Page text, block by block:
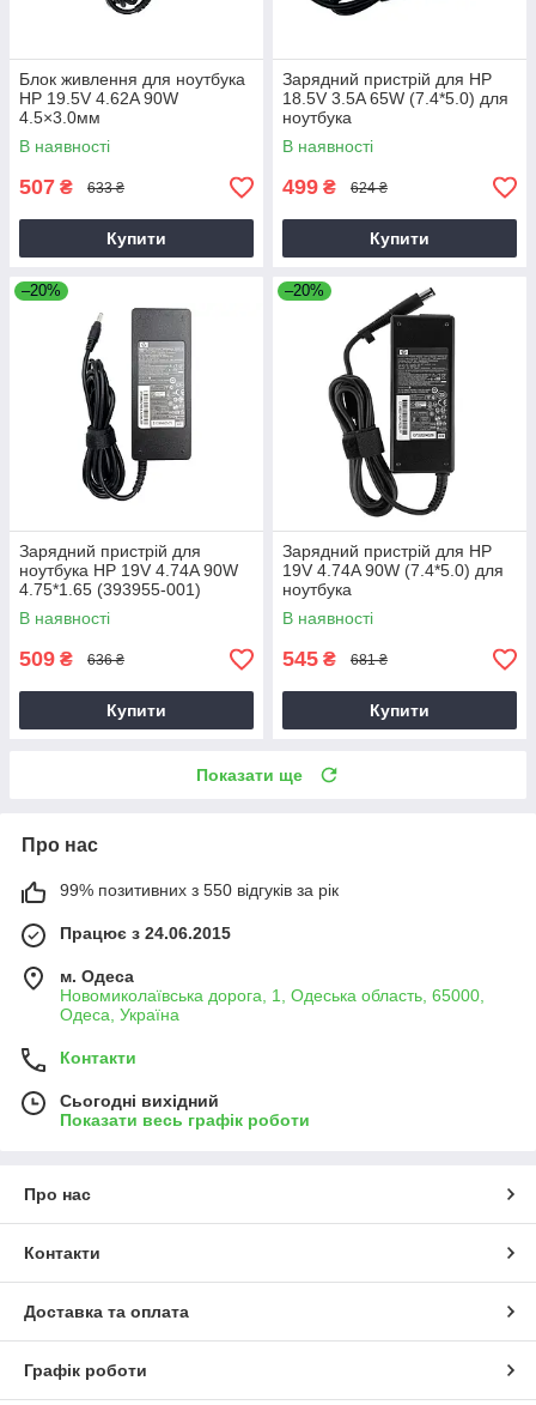
Блок живлення для ноутбука
HP 19.5V 4.62A 90W
4.5×3.0мм
В наявності
507 ₴ 633 ₴
Купити
Зарядний пристрій для HP
18.5V 3.5A 65W (7.4*5.0) для
ноутбука
В наявності
499 ₴ 624 ₴
Купити
–20%
Зарядний пристрій для
ноутбука HP 19V 4.74A 90W
4.75*1.65 (393955-001)
В наявності
509 ₴ 636 ₴
Купити
–20%
Зарядний пристрій для HP
19V 4.74A 90W (7.4*5.0) для
ноутбука
В наявності
545 ₴ 681 ₴
Купити
Показати ще
Про нас
99% позитивних з 550 відгуків за рік
Працює з 24.06.2015
м. Одеса
Новомиколаївська дорога, 1, Одеська область, 65000,
Одеса, Україна
Контакти
Сьогодні вихідний
Показати весь графік роботи
Про нас
Контакти
Доставка та оплата
Графік роботи